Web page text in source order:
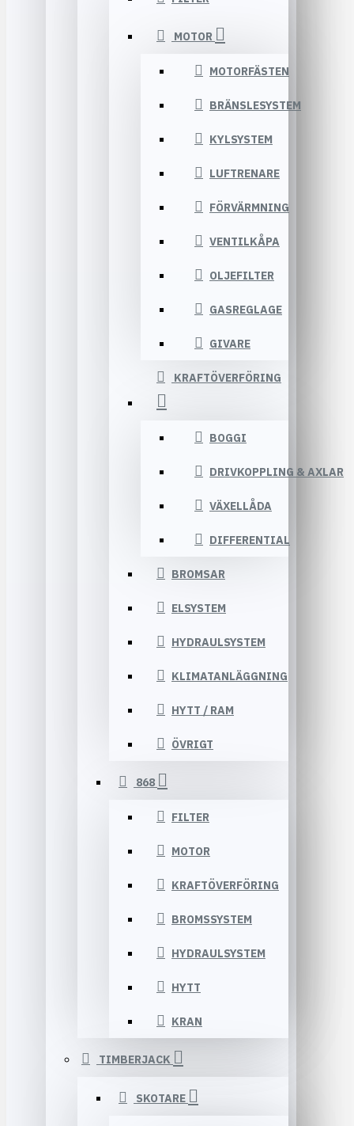
MOTOR
MOTORFÄSTEN
BRÄNSLESYSTEM
KYLSYSTEM
LUFTRENARE
FÖRVÄRMNING
VENTILKÅPA
OLJEFILTER
GASREGLAGE
GIVARE
KRAFTÖVERFÖRING
BOGGI
DRIVKOPPLING & AXLAR
VÄXELLÅDA
DIFFERENTIAL
BROMSAR
ELSYSTEM
HYDRAULSYSTEM
KLIMATANLÄGGNING
HYTT / RAM
ÖVRIGT
868
FILTER
MOTOR
KRAFTÖVERFÖRING
BROMSSYSTEM
HYDRAULSYSTEM
HYTT
KRAN
TIMBERJACK
SKOTARE